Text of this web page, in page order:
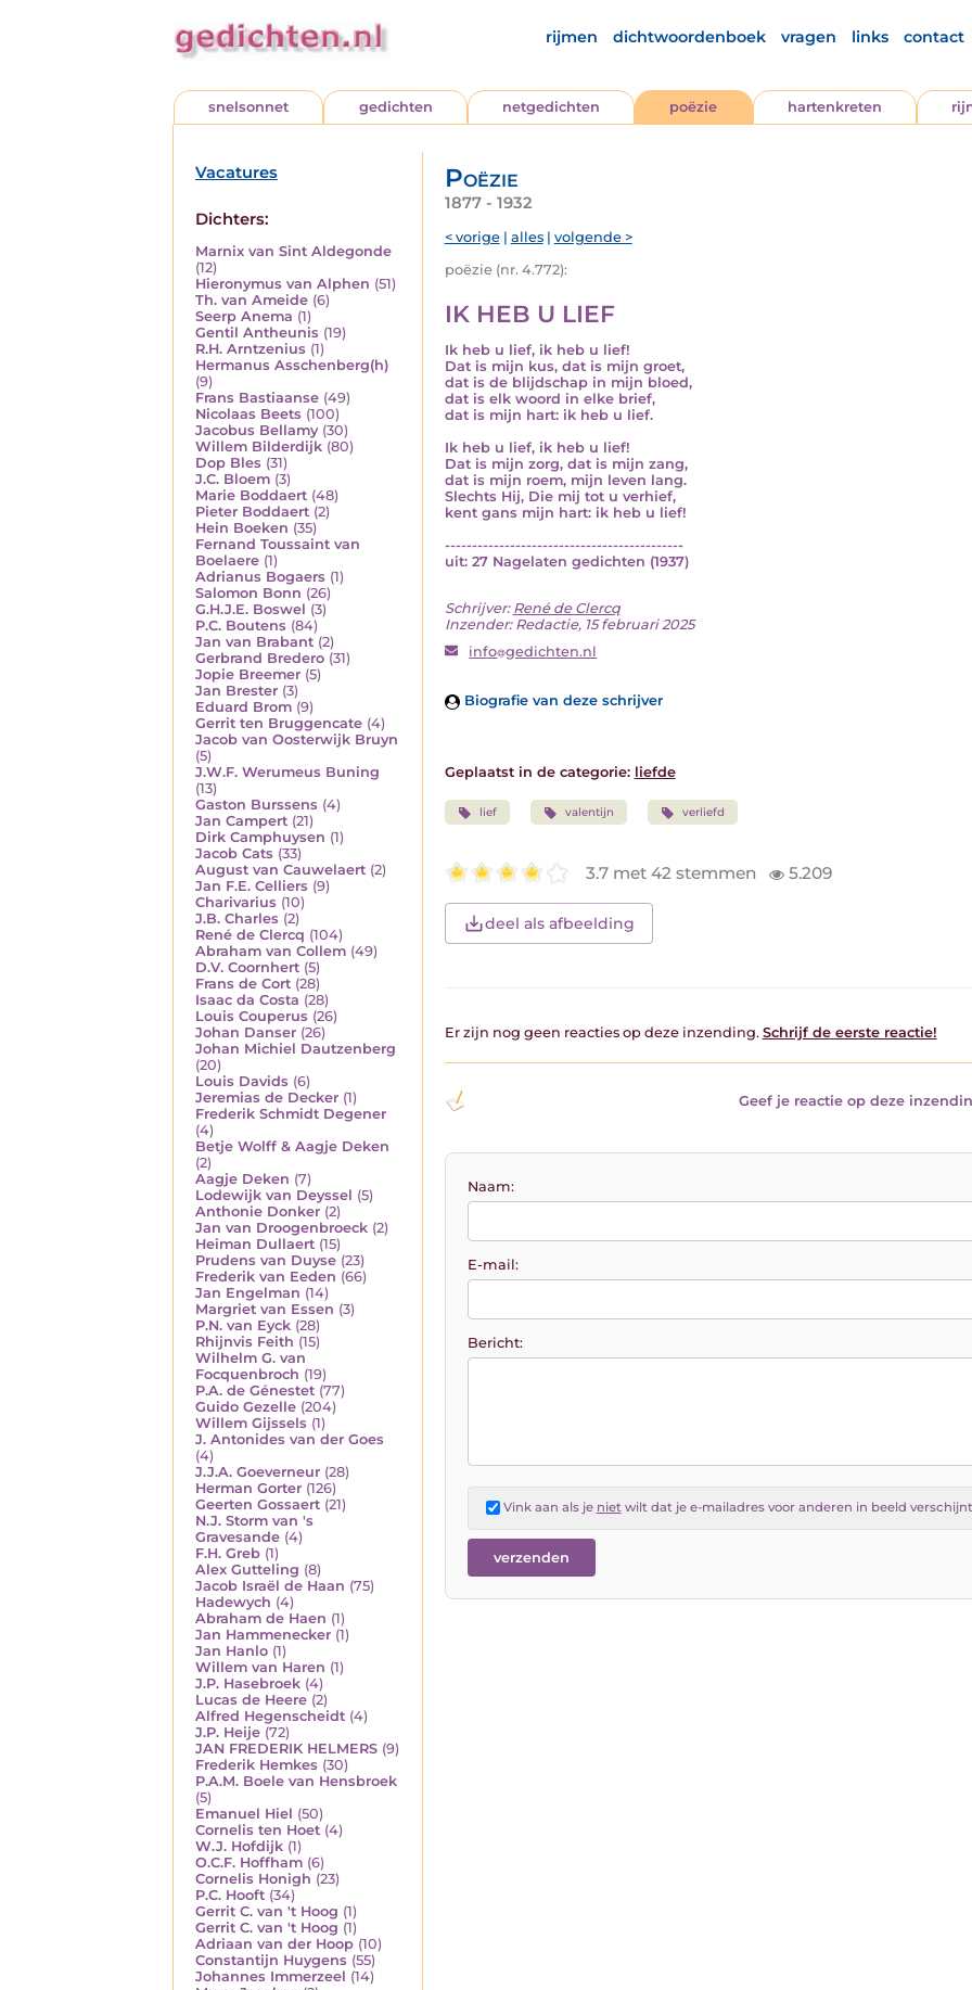
rijmen dichtwoordenboek vragen links contact
snelsonnet gedichten netgedichten poëzie hartenkreten
Vacatures
Dichters:
Marnix van Sint Aldegonde
(12)
Hieronymus van Alphen (51)
Th. van Ameide (6)
Seerp Anema (1)
Gentil Antheunis (19)
R.H. Arntzenius (1)
Hermanus Asschenberg(h)
(9)
Frans Bastiaanse (49)
Nicolaas Beets (100)
Jacobus Bellamy (30)
Willem Bilderdijk (80)
Dop Bles (31)
J.C. Bloem (3)
Marie Boddaert (48)
Pieter Boddaert (2)
Hein Boeken (35)
Fernand Toussaint van
Boelaere (1)
Adrianus Bogaers (1)
Salomon Bonn (26)
G.H.J.E. Boswel (3)
P.C. Boutens (84)
Jan van Brabant (2)
Gerbrand Bredero (31)
Jopie Breemer (5)
Jan Brester (3)
Eduard Brom (9)
Gerrit ten Bruggencate (4)
Jacob van Oosterwijk Bruyn
(5)
J.W.F. Werumeus Buning
(13)
Gaston Burssens (4)
Jan Campert (21)
Dirk Camphuysen (1)
Jacob Cats (33)
August van Cauwelaert (2)
Jan F.E. Celliers (9)
Charivarius (10)
J.B. Charles (2)
René de Clercq (104)
Abraham van Collem (49)
D.V. Coornhert (5)
Frans de Cort (28)
Isaac da Costa (28)
Louis Couperus (26)
Johan Danser (26)
Johan Michiel Dautzenberg
(20)
Louis Davids (6)
Jeremias de Decker (1)
Frederik Schmidt Degener
(4)
Betje Wolff & Aagje Deken
(2)
Aagje Deken (7)
Lodewijk van Deyssel (5)
Anthonie Donker (2)
Jan van Droogenbroeck (2)
Heiman Dullaert (15)
Prudens van Duyse (23)
Frederik van Eeden (66)
Jan Engelman (14)
Margriet van Essen (3)
P.N. van Eyck (28)
Rhijnvis Feith (15)
Wilhelm G. van
Focquenbroch (19)
P.A. de Génestet (77)
Guido Gezelle (204)
Willem Gijssels (1)
J. Antonides van der Goes
(4)
J.J.A. Goeverneur (28)
Herman Gorter (126)
Geerten Gossaert (21)
N.J. Storm van 's
Gravesande (4)
F.H. Greb (1)
Alex Gutteling (8)
Jacob Israël de Haan (75)
Hadewych (4)
Abraham de Haen (1)
Jan Hammenecker (1)
Jan Hanlo (1)
Willem van Haren (1)
J.P. Hasebroek (4)
Lucas de Heere (2)
Alfred Hegenscheidt (4)
J.P. Heije (72)
JAN FREDERIK HELMERS (9)
Frederik Hemkes (30)
P.A.M. Boele van Hensbroek
(5)
Emanuel Hiel (50)
Cornelis ten Hoet (4)
W.J. Hofdijk (1)
O.C.F. Hoffham (6)
Cornelis Honigh (23)
P.C. Hooft (34)
Gerrit C. van 't Hoog (1)
Gerrit C. van 't Hoog (1)
Adriaan van der Hoop (10)
Constantijn Huygens (55)
Johannes Immerzeel (14)
Poëzie
1877 - 1932
< vorige| alles| volgende >
poëzie (nr. 4.772):
IK HEB U LIEF
Ik heb u lief, ik heb u lief!
Dat is mijn kus, dat is mijn groet,
dat is de blijdschap in mijn bloed,
dat is elk woord in elke brief,
dat is mijn hart: ik heb u lief.
Ik heb u lief, ik heb u lief!
Dat is mijn zorg, dat is mijn zang,
dat is mijn roem, mijn leven lang.
Slechts Hij, Die mij tot u verhief,
kent gans mijn hart: ik heb u lief!
--------------------------------------------
uit: 27 Nagelaten gedichten (1937)
Schrijver: René de Clercq
Inzender: Redactie, 15 februari 2025
info gedichten.nl
Biografie van deze schrijver
Geplaatst in de categorie: liefde
lief valentijn verliefd
3.7 met 42 stemmen 5.209
deel als afbeelding
Er zijn nog geen reacties op deze inzending. Schrijf de eerste reactie!
Geef je reactie op deze
Naam:
E-mail:
Bericht:
Vink aan als je niet wilt dat je e-mailadres voor anderen in beeld verschijnt